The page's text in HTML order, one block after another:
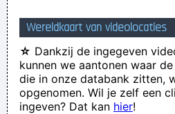
Wereldkaart van videolocaties
☆ Dankzij de ingegeven
kunnen we aantonen waar
die in onze databank zitten,
opgenomen. Wil je zelf een
ingeven? Dat kan hier!